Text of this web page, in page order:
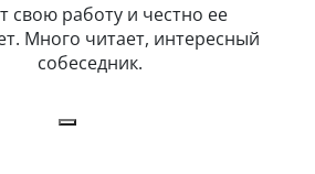
свою работу и честно ее
Много читает, интересный
собеседник.